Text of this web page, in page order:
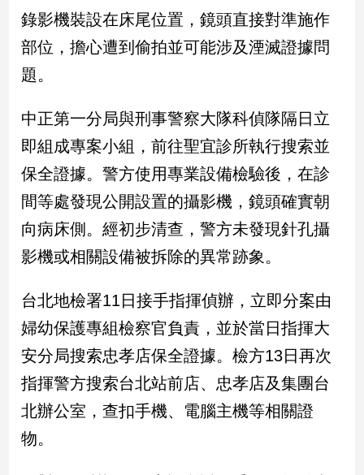
焦
品
觀
民
調
國
會
點
觀
兩
岸/
國
際
會/
地
方
錄影機裝設在床尾位置，鏡頭直接對準施作
部位，擔心遭到偷拍並可能涉及湮滅證據問
題。
中正第一分局與刑事警察大隊科偵隊隔日立
即組成專案小組，前往聖宜診所執行搜索並
保全證據。警方使用專業設備檢驗後，在診
間等處發現公開設置的攝影機，鏡頭確實朝
向病床側。經初步清查，警方未發現針孔攝
影機或相關設備被拆除的異常跡象。
台北地檢署11日接手指揮偵辦，立即分案由
婦幼保護專組檢察官負責，並於當日指揮大
安分局搜索忠孝店保全證據。檢方13日再次
指揮警方搜索台北站前店、忠孝店及集團台
北辦公室，查扣手機、電腦主機等相關證
物。